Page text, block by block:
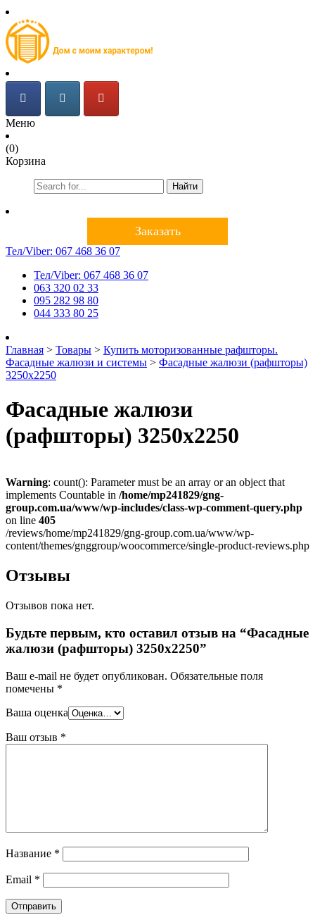
Меню
(0)
Корзина
Найти
Заказать
Тел/Viber: 067 468 36 07
Тел/Viber: 067 468 36 07
063 320 02 33
095 282 98 80
044 333 80 25
Главная > Товары > Купить моторизованные рафшторы.
Фасадные жалюзи и системы > Фасадные жалюзи (рафшторы)
3250х2250
Фасадные жалюзи
(рафшторы) 3250х2250
Warning: count(): Parameter must be an array or an object that
implements Countable in /home/mp241829/gng-
group.com.ua/www/wp-includes/class-wp-comment-query.php
on line 405
/reviews/home/mp241829/gng-group.com.ua/www/wp-
content/themes/gnggroup/woocommerce/single-product-reviews.php
Отзывы
Отзывов пока нет.
Будьте первым, кто оставил отзыв на “Фасадные
жалюзи (рафшторы) 3250х2250”
Ваш e-mail не будет опубликован. Обязательные поля
помечены *
Ваша оценка
Ваш отзыв *
Название *
Email *